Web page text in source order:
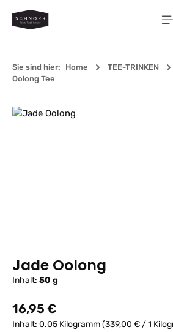
Zum Hauptinhalt springen
Sie sind hier: Home TEE-TRINKEN
Oolong Tee
Bildergalerie überspringen
Jade Oolong
Inhalt: 50 g
Regulärer Preis:
16,95 €
Inhalt: 0.05 Kilogramm(339,00 € / 1